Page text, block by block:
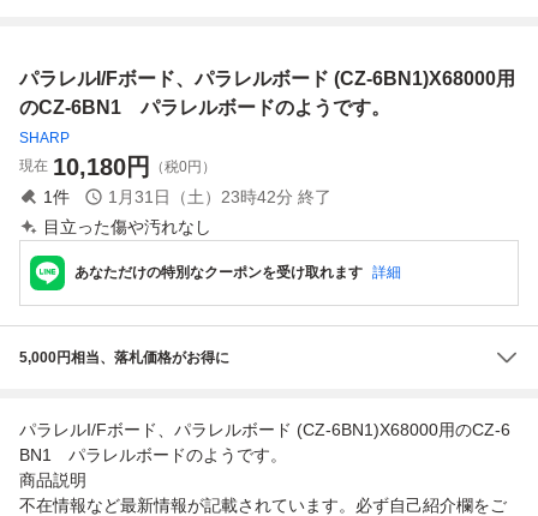
Gotek、FDD接続
等に
パラレルI/Fボード、パラレルボード (CZ-6BN1)X68000用
のCZ-6BN1 パラレルボードのようです。
SHARP
現在 10,180円 （税0円）
1件 1月31日（土）23時42分 終了
目立った傷や汚れなし
あなただけの特別なクーポンを受け取れます 詳細
5,000円相当、落札価格がお得に
パラレルI/Fボード、パラレルボード (CZ-6BN1)X68000用のCZ-6
BN1 パラレルボードのようです。
商品説明
不在情報など最新情報が記載されています。必ず自己紹介欄をご